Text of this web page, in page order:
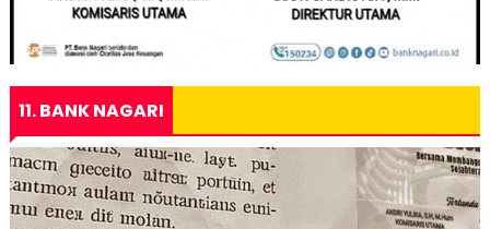
11. BANK NAGARI